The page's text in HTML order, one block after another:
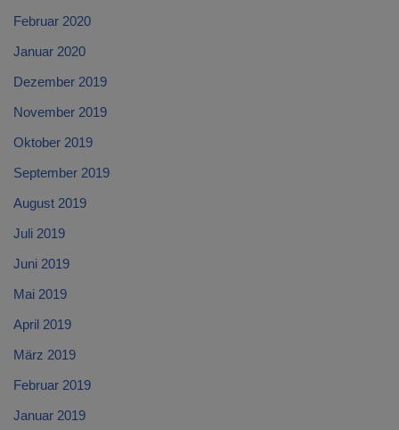
Februar 2020
Januar 2020
Dezember 2019
November 2019
Oktober 2019
September 2019
August 2019
Juli 2019
Juni 2019
Mai 2019
April 2019
März 2019
Februar 2019
Januar 2019